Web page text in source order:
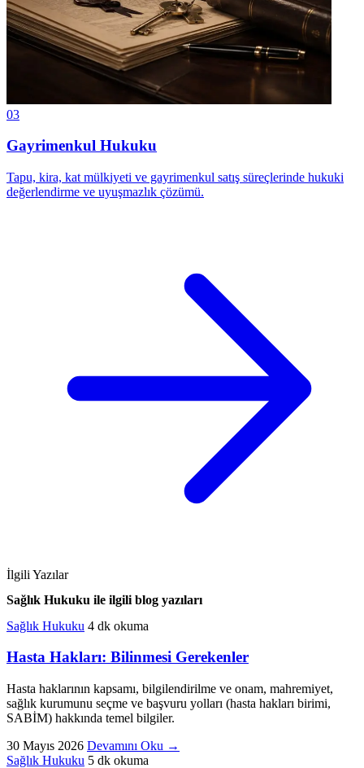
03
Gayrimenkul Hukuku
Tapu, kira, kat mülkiyeti ve gayrimenkul satış süreçlerinde hukuki
değerlendirme ve uyuşmazlık çözümü.
İlgili Yazılar
Sağlık Hukuku ile ilgili blog yazıları
Sağlık Hukuku 4 dk okuma
Hasta Hakları: Bilinmesi Gerekenler
Hasta haklarının kapsamı, bilgilendirilme ve onam, mahremiyet,
sağlık kurumunu seçme ve başvuru yolları (hasta hakları birimi,
SABİM) hakkında temel bilgiler.
30 Mayıs 2026 Devamını Oku →
Sağlık Hukuku 5 dk okuma